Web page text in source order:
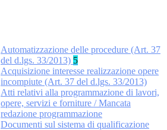
Automatizzazione delle procedure (Art. 37
del d.lgs. 33/2013) 5
Acquisizione interesse realizzazione opere
incompiute (Art. 37 del d.lgs. 33/2013)
Atti relativi alla programmazione di lavori,
opere, servizi e forniture / Mancata
redazione programmazione
Documenti sul sistema di qualificazione